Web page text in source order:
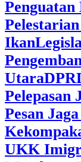
Penguatan
Ikan
Utara
Pelepasan
Pesan
UKK